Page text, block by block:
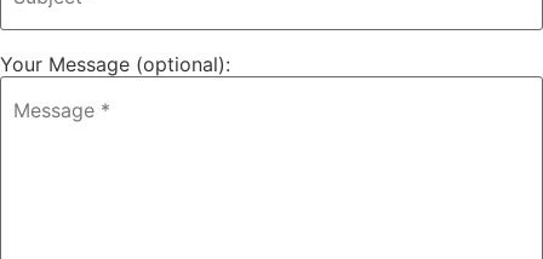
Your Message (optional):